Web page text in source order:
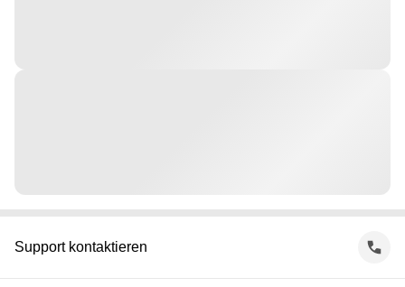
Support kontaktieren